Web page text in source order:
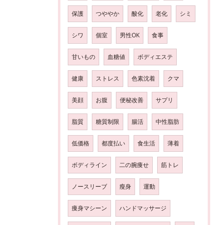
保護 つややか 酸化 老化 シミ
シワ 個室 男性OK 食事
甘いもの 血糖値 ボディエステ
健康 ストレス 色素沈着 クマ
美顔 お腹 便秘改善 サプリ
脂質 糖質制限 腸活 中性脂肪
低価格 都度払い 食生活 薄着
ボディライン 二の腕痩せ 筋トレ
ノースリーブ 瘦身 運動
痩身マシーン ハンドマッサージ